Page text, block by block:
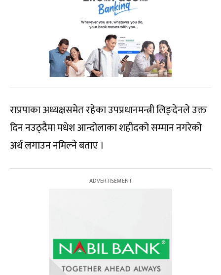
राप्रपाका अध्यक्षसमेत रहेका उपप्रधानमन्त्री लिङ्देनले उक्त
दिन नउठ्दैमा मधेश आन्दोलाका शहीदको सम्मान नगरेको
अर्थ लगाउन नमिल्ने बताए ।